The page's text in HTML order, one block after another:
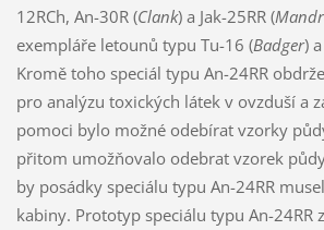
12RCh, An-30R (Clank) a Jak-25RR (
exempláře letounů typu Tu-16 (Badger)
Kromě toho speciál typu An-24RR
pro analýzu toxických látek v ovzduší a
pomoci bylo možné odebírat vzorky
přitom umožňovalo odebrat vzorek
by posádky speciálu typu An-24RR
kabiny. Prototyp speciálu typu An-24RR